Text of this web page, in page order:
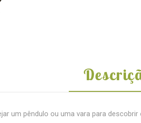
um pêndulo ou uma vara para